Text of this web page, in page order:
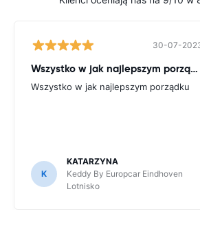
30-07-
Wszystko w jak najlepszym porządku
Wszystko w jak najlepszym porządku
K
KATARZYNA
Keddy By Europcar Eindhoven
Lotnisko